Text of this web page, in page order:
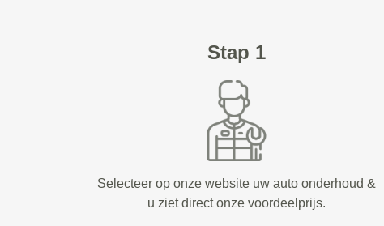
Stap 1
Selecteer op onze website uw auto onderhoud &
u ziet direct onze voordeelprijs.